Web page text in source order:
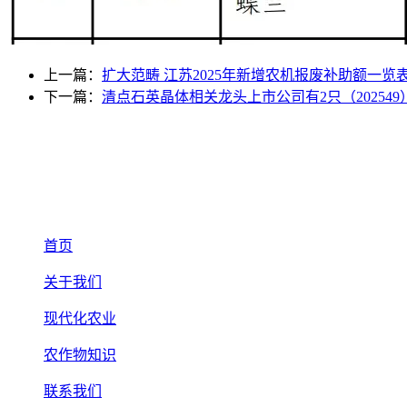
上一篇： 扩大范畴 江苏2025年新增农机报废补助额一览
下一篇： 清点石英晶体相关龙头上市公司有2只（202549
首页
关于我们
现代化农业
农作物知识
联系我们